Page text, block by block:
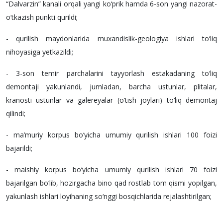
“Dalvarzin” kanali orqali yangi ko‘prik hamda 6-son yangi nazorat-
o‘tkazish punkti qurildi;
- qurilish maydonlarida muxandislik-geologiya ishlari to‘liq
nihoyasiga yetkazildi;
- 3-son temir parchalarini tayyorlash estakadaning to‘liq
demontaji yakunlandi, jumladan, barcha ustunlar, plitalar,
kranosti ustunlar va galereyalar (o‘tish joylari) to‘liq demontaj
qilindi;
- ma’muriy korpus bo‘yicha umumiy qurilish ishlari 100 foizi
bajarildi;
- maishiy korpus bo‘yicha umumiy qurilish ishlari 70 foizi
bajarilgan bo‘lib, hozirgacha bino qad rostlab tom qismi yopilgan,
yakunlash ishlari loyihaning so‘nggi bosqichlarida rejalashtirilgan;